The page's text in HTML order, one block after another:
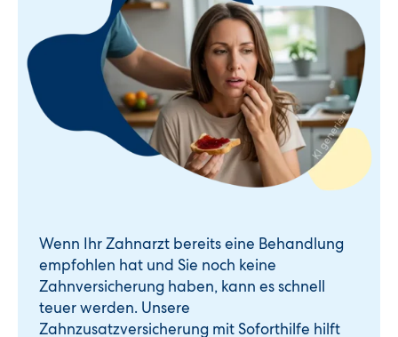
Wenn Ihr Zahnarzt bereits eine Behandlung
empfohlen hat und Sie noch keine
Zahnversicherung haben, kann es schnell
teuer werden. Unsere
Zahnzusatzversicherung mit Soforthilfe hilft